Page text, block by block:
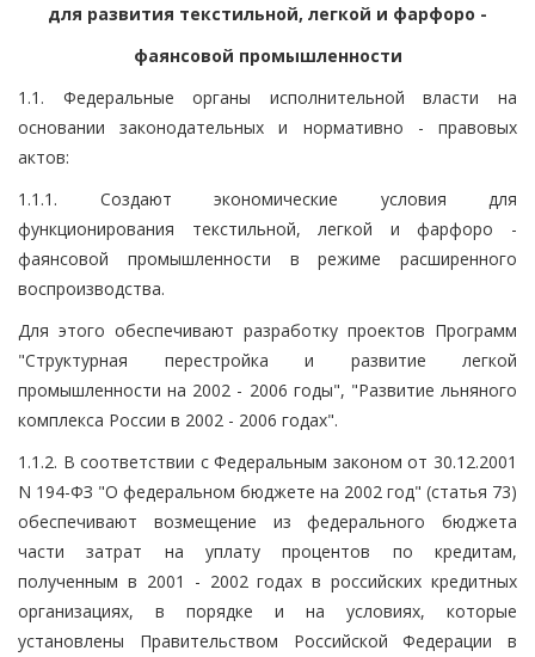
для развития текстильной, легкой и фарфоро -
фаянсовой промышленности
1.1. Федеральные органы исполнительной власти на
основании законодательных и нормативно - правовых
актов:
1.1.1. Создают экономические условия для
функционирования текстильной, легкой и фарфоро -
фаянсовой промышленности в режиме расширенного
воспроизводства.
Для этого обеспечивают разработку проектов Программ
"Структурная перестройка и развитие легкой
промышленности на 2002 - 2006 годы", "Развитие льняного
комплекса России в 2002 - 2006 годах".
1.1.2. В соответствии с Федеральным законом от 30.12.2001
N 194-ФЗ "O федеральном бюджете на 2002 год" (статья 73)
обеспечивают возмещение из федерального бюджета
части затрат на уплату процентов по кредитам,
полученным в 2001 - 2002 годах в российских кредитных
организациях, в порядке и на условиях, которые
установлены Правительством Российской Федерации в